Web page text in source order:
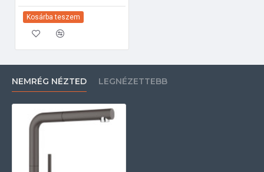
Kosárba teszem
NEMRÉG NÉZTED LEGNÉZETTEBB